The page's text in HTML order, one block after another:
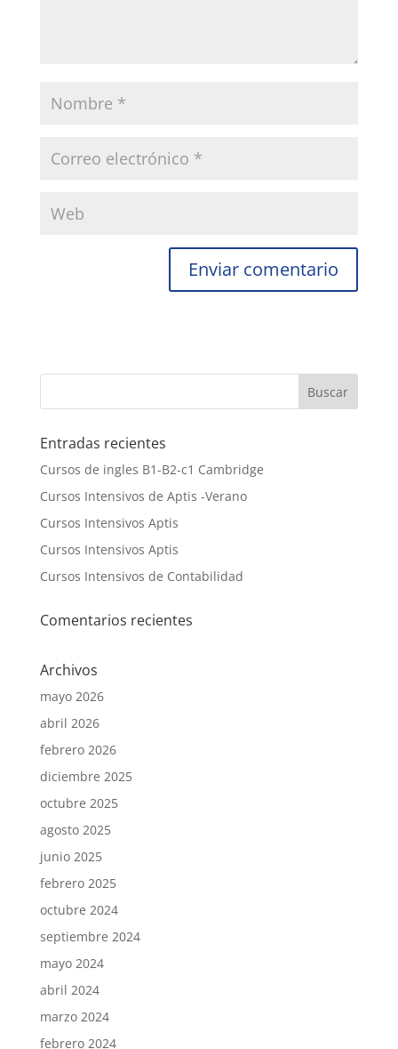
Entradas recientes
Cursos de ingles B1-B2-c1 Cambridge
Cursos Intensivos de Aptis -Verano
Cursos Intensivos Aptis
Cursos Intensivos Aptis
Cursos Intensivos de Contabilidad
Comentarios recientes
Archivos
mayo 2026
abril 2026
febrero 2026
diciembre 2025
octubre 2025
agosto 2025
junio 2025
febrero 2025
octubre 2024
septiembre 2024
mayo 2024
abril 2024
marzo 2024
febrero 2024